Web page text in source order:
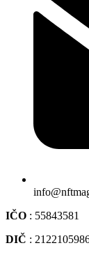
IČO : 55843581
DIČ :